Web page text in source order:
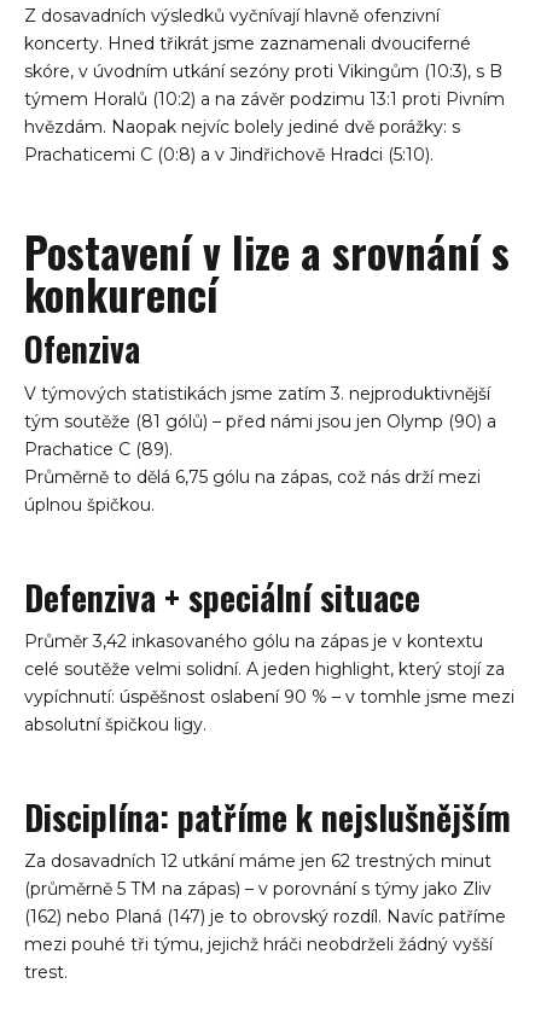
Z dosavadních výsledků vyčnívají hlavně ofenzivní
koncerty. Hned třikrát jsme zaznamenali dvouciferné
skóre, v úvodním utkání sezóny proti Vikingům (10:3), s B
týmem Horalů (10:2) a na závěr podzimu 13:1 proti Pivním
hvězdám. Naopak nejvíc bolely jediné dvě porážky: s
Prachaticemi C (0:8) a v Jindřichově Hradci (5:10).
Postavení v lize a srovnání s
konkurencí
Ofenziva
V týmových statistikách jsme zatím 3. nejproduktivnější
tým soutěže (81 gólů) – před námi jsou jen Olymp (90) a
Prachatice C (89).
Průměrně to dělá 6,75 gólu na zápas, což nás drží mezi
úplnou špičkou.
Defenziva + speciální situace
Průměr 3,42 inkasovaného gólu na zápas je v kontextu
celé soutěže velmi solidní. A jeden highlight, který stojí za
vypíchnutí: úspěšnost oslabení 90 % – v tomhle jsme mezi
absolutní špičkou ligy.
Disciplína: patříme k nejslušnějším
Za dosavadních 12 utkání máme jen 62 trestných minut
(průměrně 5 TM na zápas) – v porovnání s týmy jako Zliv
(162) nebo Planá (147) je to obrovský rozdíl. Navíc patříme
mezi pouhé tři týmu, jejichž hráči neobdrželi žádný vyšší
trest.